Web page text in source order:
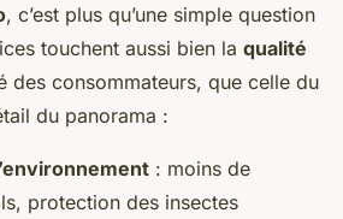
, c’est plus qu’une simple question
touchent aussi bien la qualité
des consommateurs, que celle du
du panorama :
: moins de
protection des insectes